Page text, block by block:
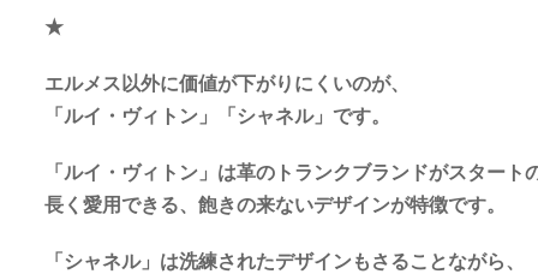
★
エルメス以外に価値が下がりにくいのが、
「ルイ・ヴィトン」「シャネル」です。
「ルイ・ヴィトン」は革のトランクブランドがスタート
長く愛用できる、飽きの来ないデザインが特徴です。
「シャネル」は洗練されたデザインもさることながら、